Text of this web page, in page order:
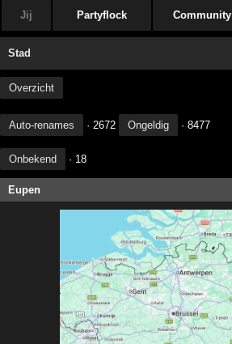
Jij Partyflock Community
Stad
Overzicht
Auto-renames · 2672 Ongeldig · 8477
Onbekend · 18
Eupen